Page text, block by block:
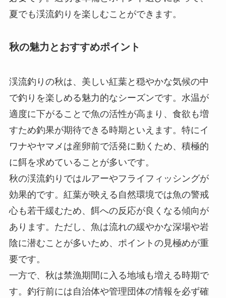
夏でも渓流釣りを楽しむことができます。
秋の魅力とおすすめポイント
渓流釣りの秋は、美しい紅葉と穏やかな気候の中
で釣りを楽しめる魅力的なシーズンです。水温が
適度に下がることで魚の活性が高まり、食欲も増
すため釣果が期待できる時期といえます。特にイ
ワナやヤマメは産卵前で活発に動くため、積極的
に餌を求めていることが多いです。
秋の渓流釣りではルアーやフライフィッシングが
効果的です。紅葉が映える自然環境では魚の警戒
心も若干緩むため、餌への反応が良くなる傾向が
あります。ただし、魚は流れの緩やかな深場や岩
陰に潜むことが多いため、ポイントの見極めが重
要です。
一方で、秋は禁漁期間に入る地域も増える時期で
す。釣行前には自治体や管理団体の情報を必ず確